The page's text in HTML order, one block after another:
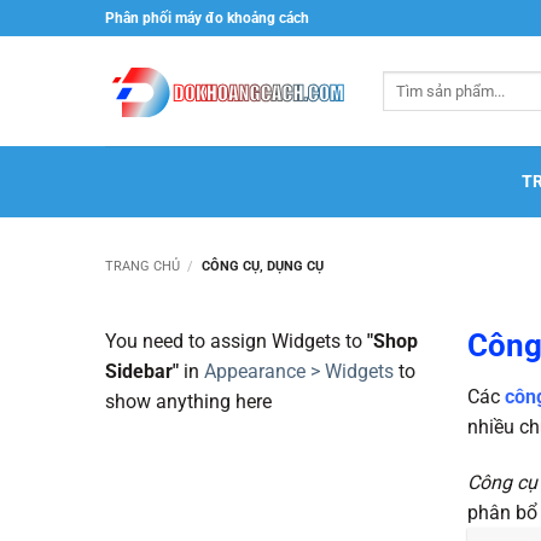
qua
Phân phối máy đo khoảng cách
TRANG CHỦ / CÔNG CỤ, DỤNG CỤ
You need to assign Widgets to "Shop
Sidebar" in Appearance > Widgets to
show anything here
Các
nhiều
Công
phân